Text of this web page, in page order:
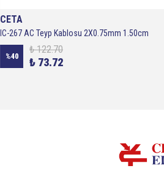
CETA
IC-267 AC Teyp Kablosu 2X0.75mm 1.50cm
%40
₺ 122.70
₺ 73.72